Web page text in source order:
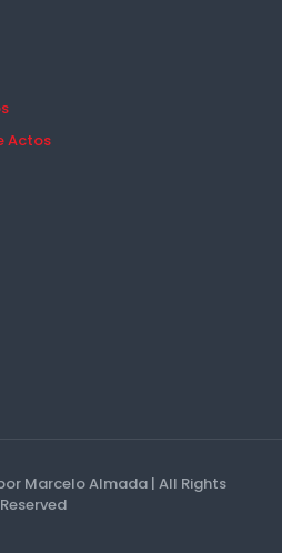
Actos
Marcelo Almada | All Rights
Reserved